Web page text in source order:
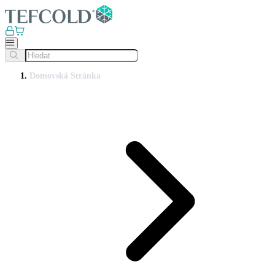
Domovská Stránka